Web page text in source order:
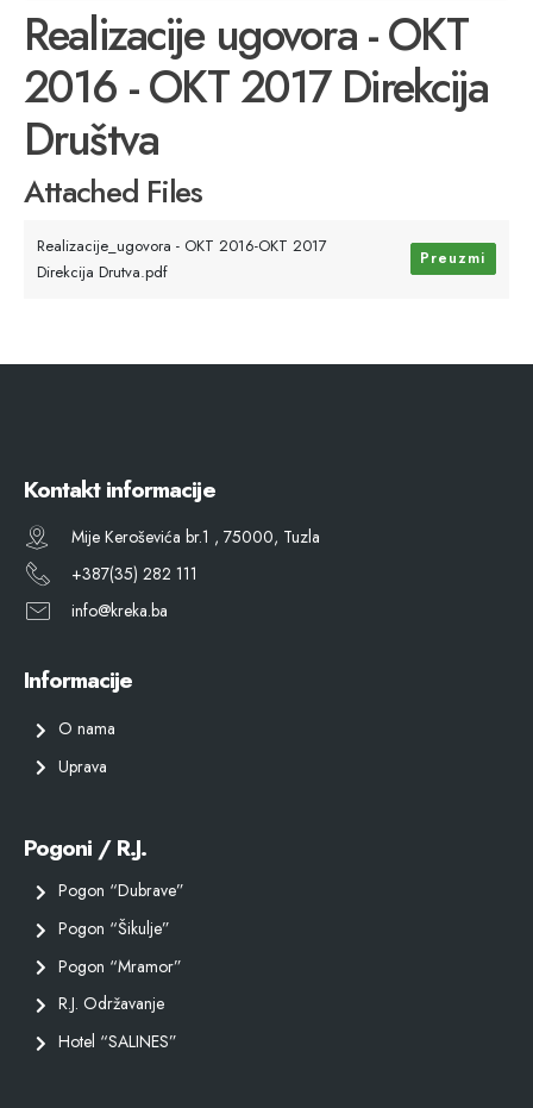
Realizacije ugovora - OKT
2016 - OKT 2017 Direkcija
Društva
Attached Files
Realizacije_ugovora - OKT 2016-OKT 2017
Direkcija Drutva.pdf
Preuzmi
Kontakt informacije
Mije Keroševića br.1 , 75000, Tuzla
+387(35) 282 111
info@kreka.ba
Informacije
O nama
Uprava
Pogoni / R.J.
Pogon “Dubrave”
Pogon “Šikulje”
Pogon “Mramor”
R.J. Održavanje
Hotel “SALINES”